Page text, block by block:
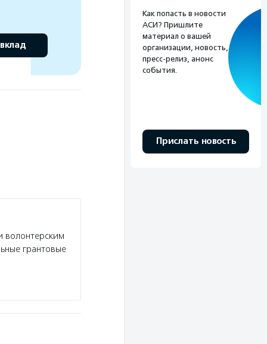
волонтерским
грантовые
Как попасть в новости
АСИ? Пришлите
материал о вашей
организации, новость,
пресс-релиз, анонс
события.
Прислать новость